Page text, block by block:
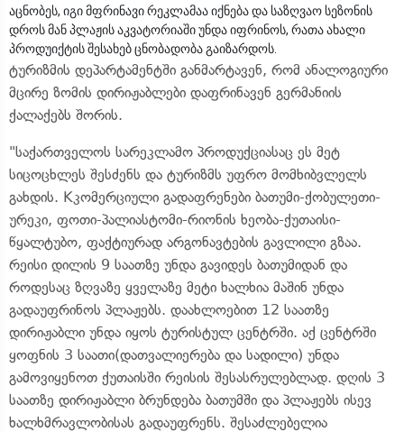
აცნობეს, იგი მფრინავი რეკლამაა იქნება და საზღვაო სეზონის
დროს მან პლაჟის აკვატორიაში უნდა იფრინოს, რათა ახალი
პროდუიქტის შესახებ ცნობადობა გაიზარდოს.
ტურიზმის დეპარტამენტში განმარტავენ, რომ ანალოგიური
მცირე ზომის დირიჟაბლები დაფრინავენ გერმანიის
ქალაქებს შორის.
"საქართველოს სარეკლამო პროდუქციასაც ეს მეტ
სიცოცხლეს შესძენს და ტურიზმს უფრო მომხიბვლელს
გახდის. Kკომერციული გადაფრენები ბათუმი-ქობულეთი-
ურეკი, ფოთი-პალიასტომი-რიონის ხეობა-ქუთაისი-
წყალტუბო, ფაქტიურად არგონავტების გავლილი გზაა.
რეისი დილის 9 საათზე უნდა გავიდეს ბათუმიდან და
როდესაც ზღვაზე ყველაზე მეტი ხალხია მაშინ უნდა
გადაუფრინოს პლაჟებს. დაახლოებით 12 საათზე
დირიჟაბლი უნდა იყოს ტურისტულ ცენტრში. აქ ცენტრში
ყოფნის 3 საათი(დათვალიერება და სადილი) უნდა
გამოვიყენოთ ქუთაისში რეისის შესასრულებლად. დღის 3
საათზე დირიჟაბლი ბრუნდება ბათუმში და პლაჟებს ისევ
ხალხმრავლობისას გადაუფრენს. შესაძლებელია